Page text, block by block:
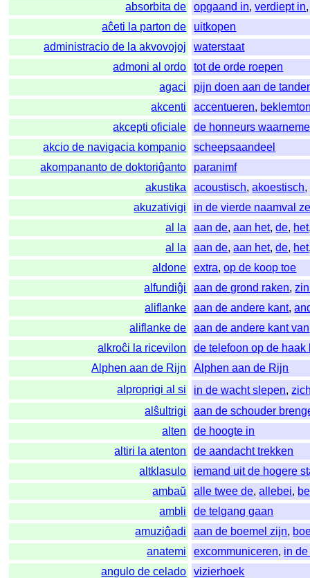
absorbita de
opgaand in,verdiept in
aĉeti la parton de
uitkopen
administracio de la akvovojoj
waterstaat
admoni al ordo
tot de orde roepen
agaci
pijn doen aan de
akcenti
accentueren,
akcepti oficiale
de honneurs
akcio de navigacia kompanio
scheepsaandeel
akompananto de doktoriĝanto
paranimf
akustika
acoustisch,akoestisch,
akuzativigi
in de vierde naamval
al la
aan de,aan het,de, het
al la
aan de,aan het,de, het
aldone
extra,op de koop toe
alfundiĝi
aan de grond raken,
aliflanke
aan de andere kant,
aliflanke de
aan de andere kant van
alkroĉi la ricevilon
de telefoon op de haak
Alphen aan de Rijn
Alphen aan de Rijn
alproprigi al si
in de wacht slepen,
alŝultrigi
aan de schouder
alten
de hoogte in
altiri la atenton
de aandacht trekken
altklasulo
iemand uit de hogere
ambaŭ
alle twee de,allebei,
ambli
de telgang gaan
amuziĝadi
aan de boemel zijn,
anatemi
excommuniceren, in
angulo de celado
vizierhoek